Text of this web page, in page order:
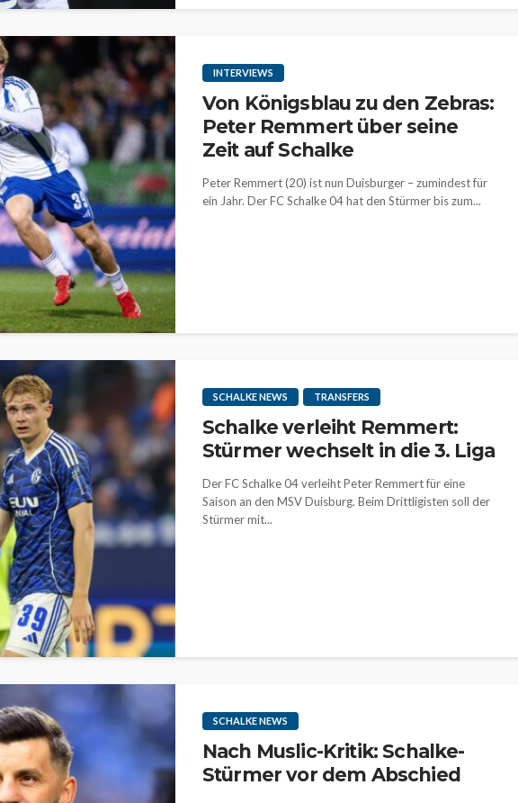
INTERVIEWS
Von Königsblau zu den Zebras:
Peter Remmert über seine
Zeit auf Schalke
Peter Remmert (20) ist nun Duisburger – zumindest für
ein Jahr. Der FC Schalke 04 hat den Stürmer bis zum...
SCHALKE NEWS TRANSFERS
Schalke verleiht Remmert:
Stürmer wechselt in die 3. Liga
Der FC Schalke 04 verleiht Peter Remmert für eine
Saison an den MSV Duisburg. Beim Drittligisten soll der
Stürmer mit...
SCHALKE NEWS
Nach Muslic-Kritik: Schalke-
Stürmer vor dem Abschied